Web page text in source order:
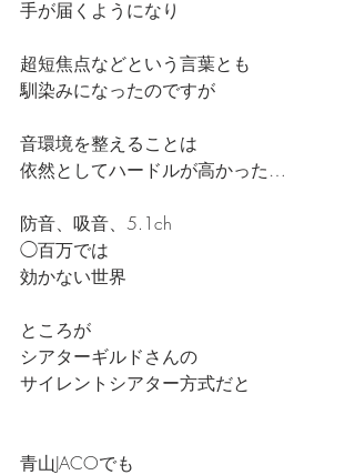
手が届くようになり
超短焦点などという言葉とも
馴染みになったのですが
音環境を整えることは
依然としてハードルが高かった…
防音、吸音、5.1ch
◯百万では
効かない世界
ところが
シアターギルドさんの
サイレントシアター方式だと
青山JACOでも